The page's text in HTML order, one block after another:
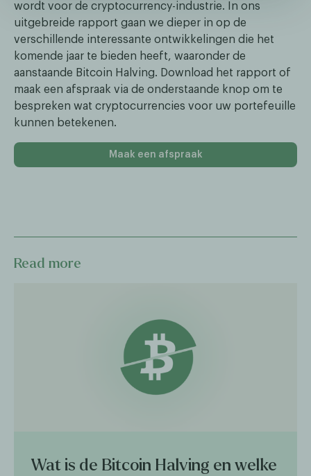
wordt voor de cryptocurrency-industrie. In ons
uitgebreide rapport gaan we dieper in op de
verschillende interessante ontwikkelingen die het
komende jaar te bieden heeft, waaronder de
aanstaande Bitcoin Halving. Download het rapport of
maak een afspraak via de onderstaande knop om te
bespreken wat cryptocurrencies voor uw portefeuille
kunnen betekenen.
Maak een afspraak
Read more
Wat is de Bitcoin Halving en welke